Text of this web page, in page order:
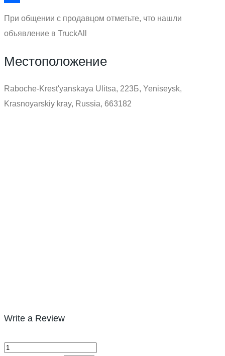
При общении с продавцом отметьте, что нашли
объявление в TruckAll
Местоположение
Raboche-Krest'yanskaya Ulitsa, 223Б, Yeniseysk,
Krasnoyarskiy kray, Russia, 663182
Write a Review